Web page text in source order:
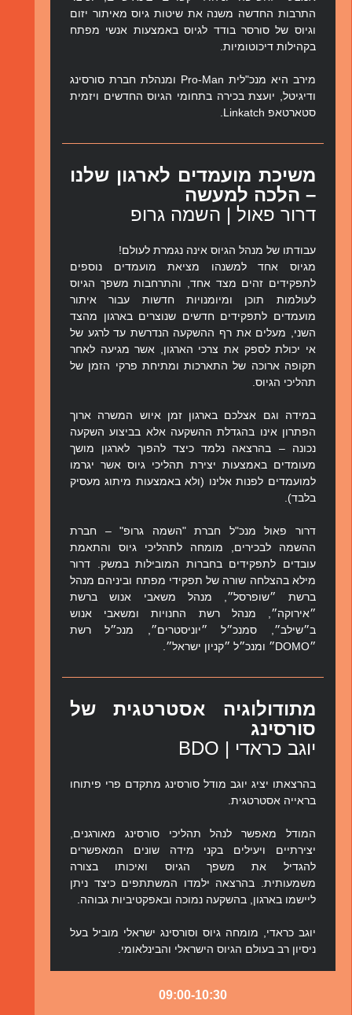
התרבות החדשה משנה את שיטות גיוס מאיתור יזום
וגיוס של סורסר בודד לגיוס באמצעות אנשי מפתח
בקהילות דיכוטומיות.
מירב היא מנכ"לית Pro-Man ומנהלת חברת סורסינג
ודיגיטל, יועצת בכירה בתחומי הגיוס החדשים ויזמית
סטארטאפ Linkatch.
משיכת מועמדים לארגון שלנו
– הלכה למעשה
דרור פאול | השמה גרופ
עבודתו של מנהל הגיוס אינה נגמרת לעולם!
מגיוס אחד למשנהו מציאת מועמדים נוספים
לתפקידים זהים מצד אחד, והתרחבות משפך הגיוס
לעולמות תוכן ומיומנויות חדשות עבור איתור
מועמדים לתפקידים חדשים שנוצרים בארגון מהצד
השני, מעלים את רף ההשקעה הנדרשת עד לרגע של
אי יכולת לספק את צרכי הארגון, אשר מגיעה לאחר
תקופה ארוכה של התארכות ומתיחת פרקי הזמן של
תהליכי הגיוס.
במידה וגם אצלכם בארגון זמן איוש המשרה ארוך
הפתרון אינו בהגדלת ההשקעה אלא בביצוע השקעה
נכונה – בהרצאה נלמד כיצד להפוך לארגון מושך
מעומדים באמצעות יצירת תהליכי גיוס אשר יגרמו
למועמדים לפנות אלינו (ולא באמצעות מיתוג מעסיק
בלבד).
דרור פאול מנכ"ל חברת "השמה גרופ" – חברת
ההשמה לבכירים, מומחה לתהליכי גיוס והתאמת
עובדים לתפקידים בחברות המובילות במשק. דרור
מילא בהצלחה שורה של תפקידי מפתח וביניהם׃ מנהל
ברשת ״שופרסל״, מנהל משאבי אנוש ברשת
״אירוקה״, מנהל רשת החנויות ומשאבי אנוש
ב״שילב״, סמנכ״ל ״יוניסטרים״, מנכ״ל רשת
״DOMO״ ומנכ״ל ״קניון ישראל״.
מתודולוגיה אסטרטגית של
סורסינג
יוגב כראדי | BDO
בהרצאתו יציג יוגב מודל סורסינג מתקדם פרי פיתוחו
בראייה אסטרטגית.
המודל מאפשר לנהל תהליכי סורסינג מאורגנים,
יצירתיים ויעילים בקני מידה שונים המאפשרים
להגדיל את משפך הגיוס ואיכותו בצורה
משמעותית. בהרצאה ילמדו המשתתפים כיצד ניתן
ליישמו בארגון, בהשקעה נמוכה ובאפקטיביות גבוהה.
יוגב כראדי, מומחה גיוס וסורסינג ישראלי מוביל בעל
ניסיון רב בעולם הגיוס הישראלי והבינלאומי.
09:00-10:30